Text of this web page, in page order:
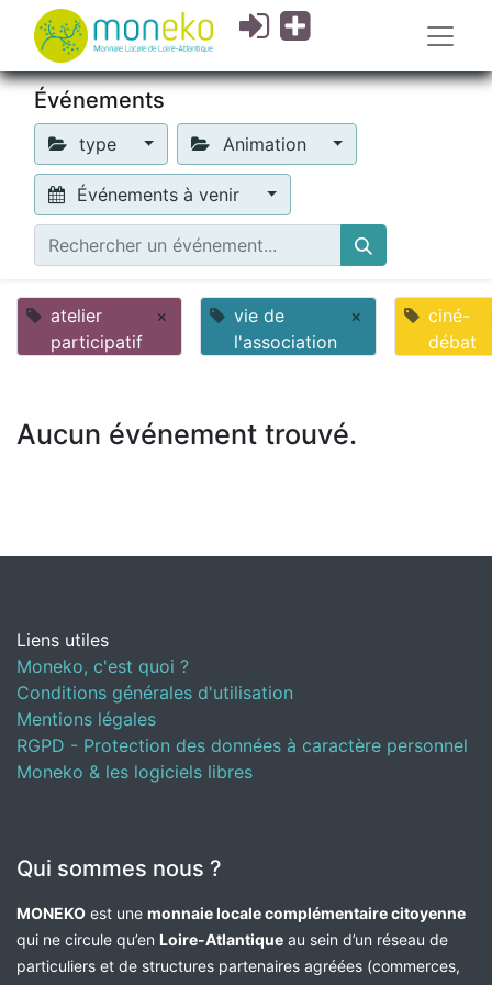
Événements
type Animation
Événements à venir
atelier
participatif
×
vie de
l'association
×
ciné-
débat
Aucun événement trouvé.
Liens utiles
Moneko, c'est quoi ?
Conditions générales d'utilisation
Mentions légales
RGPD - Protection des données à caractère personnel
Moneko & les logiciels libres
Qui sommes nous ?
MONEKO est une monnaie locale complémentaire citoyenne
qui ne circule qu’en Loire-Atlantique au sein d’un réseau de
particuliers et de structures partenaires agréées (commerces,